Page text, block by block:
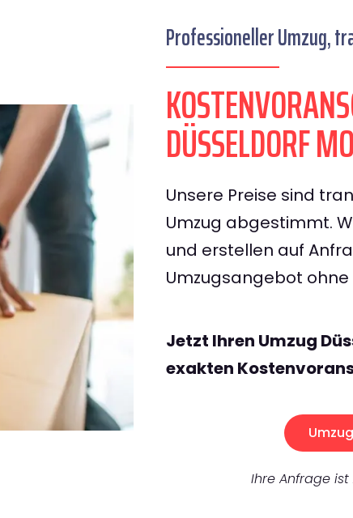
Professioneller Umzug,
DÜSSELDORF
Unsere Preise sind
Umzug abgestimmt.
und erstellen auf
Umzugsangebot
Jetzt Ihren Umzug
exakten
Ihre Anfrage ist